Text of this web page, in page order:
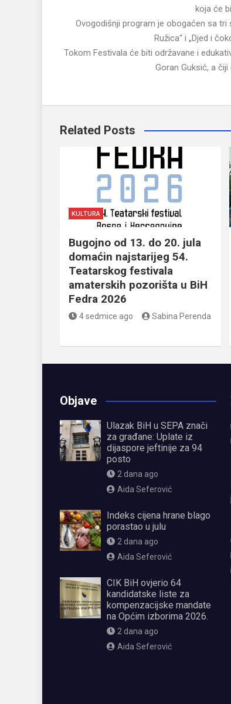
koja će
Ovogodišnji program je obogaćen sa tri
Ružica“ i „Djed i
Tokom Festivala će biti održavane i
Goran Guksić, a
Related Posts
KULTURA
Bugojno od 13. do 20. jula
domaćin najstarijeg 54.
Teatarskog festivala
amaterskih pozorišta u BiH
Fedra 2026
4 sedmice ago Sabina Perenda
Objave
Ulazak BiH u SEPA znači
za građane: Uplate iz
dijaspore jeftinije za 94
posto
2 dana ago
Aida Seferović
Indeks cijena hrane blago
porastao u julu
2 dana ago
Aida Seferović
CIK BiH ovjerio 64
kandidatske liste za
kompenzacijske mandate
na Općim izborima 2026.
2 dana ago
Aida Seferović